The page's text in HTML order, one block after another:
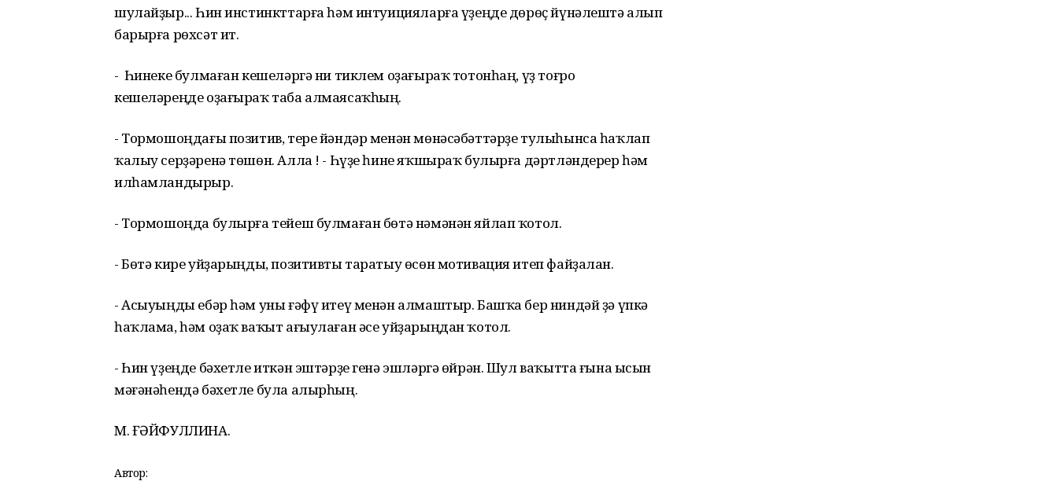
шулайҙыр... Һин инстинкттарға һәм интуицияларға үҙеңде дөрөҫ йүнәлештә алып
барырға рөхсәт ит.
- Һинеке булмаған кешеләргә ни тиклем оҙағыраҡ тотонһаң, үҙ тоғро
кешеләреңде оҙағыраҡ таба алмаясаҡһың.
- Тормошоңдағы позитив, тере йәндәр менән мөнәсәбәттәрҙе тулыһынса һаҡлап
ҡалыу серҙәренә төшөн. Алла ! - Һүҙе һине яҡшыраҡ булырға дәртләндерер һәм
илһамландырыр.
- Тормошоңда булырға тейеш булмаған бөтә нәмәнән яйлап ҡотол.
- Бөтә кире уйҙарыңды, позитивты таратыу өсөн мотивация итеп файҙалан.
- Асыуыңды ебәр һәм уны ғәфү итеү менән алмаштыр. Башҡа бер ниндәй ҙә үпкә
һаҡлама, һәм оҙаҡ ваҡыт ағыулаған әсе уйҙарыңдан ҡотол.
- Һин үҙеңде бәхетле иткән эштәрҙе генә эшләргә өйрән. Шул ваҡытта ғына ысын
мәғәнәһендә бәхетле була алырһың.
М. ҒӘЙФУЛЛИНА.
Автор: